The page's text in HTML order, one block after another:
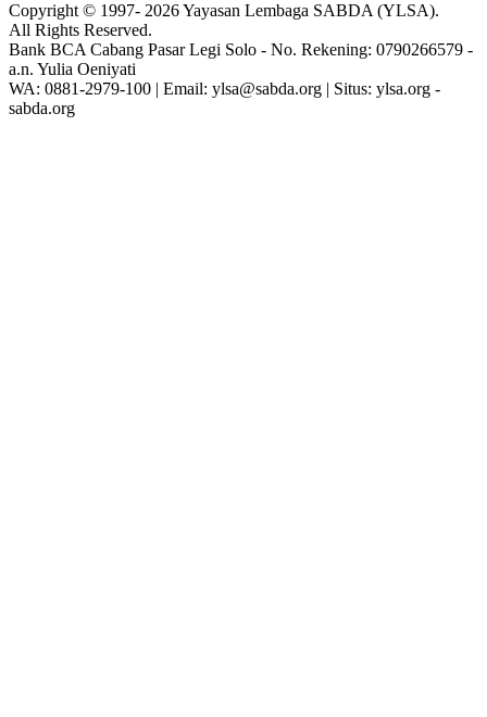
Copyright © 1997- 2026Yayasan Lembaga SABDA (YLSA).
All Rights Reserved.
Bank BCA Cabang Pasar Legi Solo - No. Rekening: 0790266579 -
a.n. Yulia Oeniyati
WA: 0881-2979-100 | Email: ylsa@sabda.org | Situs: ylsa.org -
sabda.org